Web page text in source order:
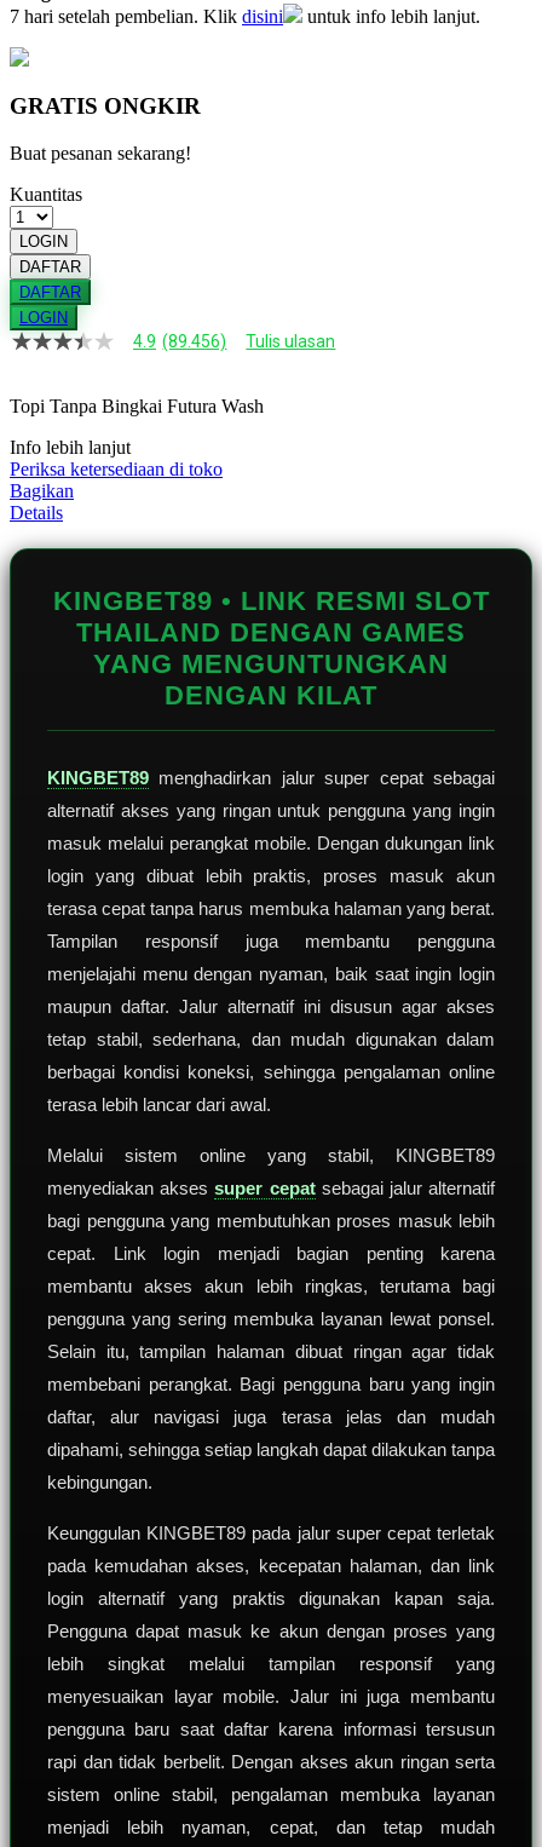
7 hari setelah pembelian. Klik disini untuk info lebih lanjut.
GRATIS ONGKIR
Buat pesanan sekarang!
Kuantitas
LOGIN
DAFTAR
DAFTAR
LOGIN
4.9
bintang,
rating
rata-
rata.
Read
13
Reviews.
Tautan
4.9 (89.456) Tulis ulasan
Topi Tanpa Bingkai Futura Wash
Info lebih lanjut
Periksa ketersediaan di toko
Bagikan
Details
KINGBET89 • LINK RESMI SLOT
THAILAND DENGAN GAMES
YANG MENGUNTUNGKAN
DENGAN KILAT
KINGBET89 menghadirkan jalur super cepat sebagai
alternatif akses yang ringan untuk pengguna yang ingin
masuk melalui perangkat mobile. Dengan dukungan link
login yang dibuat lebih praktis, proses masuk akun
terasa cepat tanpa harus membuka halaman yang berat.
Tampilan responsif juga membantu pengguna
menjelajahi menu dengan nyaman, baik saat ingin login
maupun daftar. Jalur alternatif ini disusun agar akses
tetap stabil, sederhana, dan mudah digunakan dalam
berbagai kondisi koneksi, sehingga pengalaman online
terasa lebih lancar dari awal.
Melalui sistem online yang stabil, KINGBET89
menyediakan aksessuper cepatsebagai jalur alternatif
bagi pengguna yang membutuhkan proses masuk lebih
cepat. Link login menjadi bagian penting karena
membantu akses akun lebih ringkas, terutama bagi
pengguna yang sering membuka layanan lewat ponsel.
Selain itu, tampilan halaman dibuat ringan agar tidak
membebani perangkat. Bagi pengguna baru yang ingin
daftar, alur navigasi juga terasa jelas dan mudah
dipahami, sehingga setiap langkah dapat dilakukan tanpa
kebingungan.
Keunggulan KINGBET89 pada jalur super cepat terletak
pada kemudahan akses, kecepatan halaman, dan link
login alternatif yang praktis digunakan kapan saja.
Pengguna dapat masuk ke akun dengan proses yang
lebih singkat melalui tampilan responsif yang
menyesuaikan layar mobile. Jalur ini juga membantu
pengguna baru saat daftar karena informasi tersusun
rapi dan tidak berbelit. Dengan akses akun ringan serta
sistem online stabil, pengalaman membuka layanan
menjadi lebih nyaman, cepat, dan tetap mudah